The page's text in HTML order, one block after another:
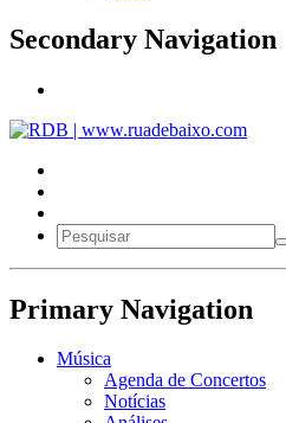
Secondary Navigation
Primary Navigation
Música
Agenda de Concertos
Notícias